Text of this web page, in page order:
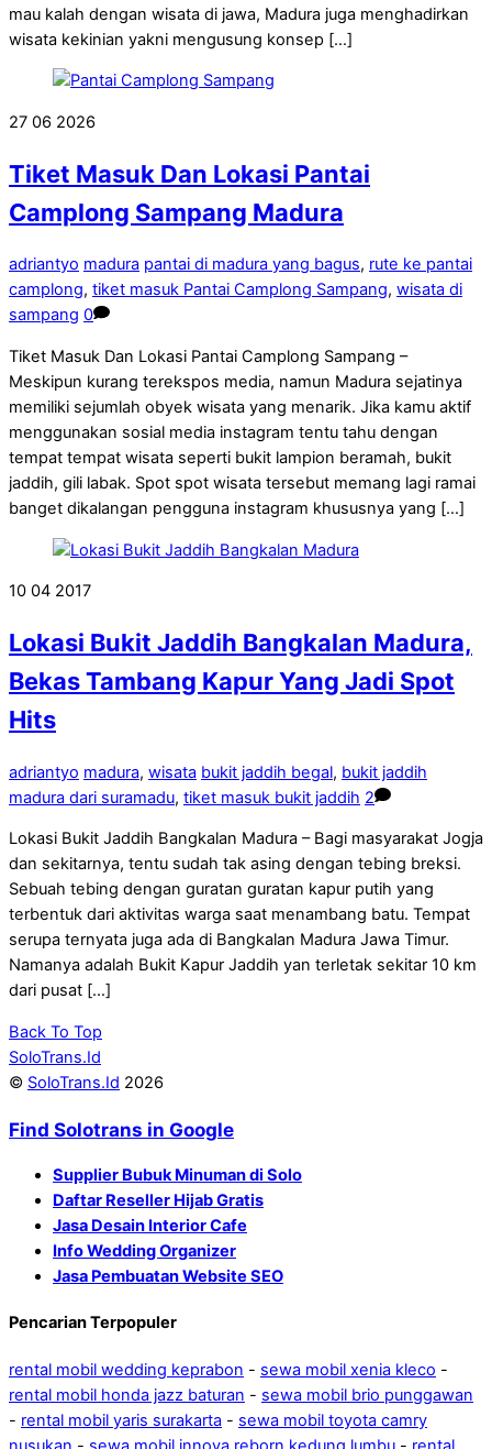
mau kalah dengan wisata di jawa, Madura juga menghadirkan
wisata kekinian yakni mengusung konsep […]
27 06 2026
Tiket Masuk Dan Lokasi Pantai
Camplong Sampang Madura
adriantyo madura pantai di madura yang bagus, rute ke pantai
camplong, tiket masuk Pantai Camplong Sampang, wisata di
sampang 0
Tiket Masuk Dan Lokasi Pantai Camplong Sampang –
Meskipun kurang terekspos media, namun Madura sejatinya
memiliki sejumlah obyek wisata yang menarik. Jika kamu aktif
menggunakan sosial media instagram tentu tahu dengan
tempat tempat wisata seperti bukit lampion beramah, bukit
jaddih, gili labak. Spot spot wisata tersebut memang lagi ramai
banget dikalangan pengguna instagram khususnya yang […]
10 04 2017
Lokasi Bukit Jaddih Bangkalan Madura,
Bekas Tambang Kapur Yang Jadi Spot
Hits
adriantyo madura, wisata bukit jaddih begal, bukit jaddih
madura dari suramadu, tiket masuk bukit jaddih 2
Lokasi Bukit Jaddih Bangkalan Madura – Bagi masyarakat Jogja
dan sekitarnya, tentu sudah tak asing dengan tebing breksi.
Sebuah tebing dengan guratan guratan kapur putih yang
terbentuk dari aktivitas warga saat menambang batu. Tempat
serupa ternyata juga ada di Bangkalan Madura Jawa Timur.
Namanya adalah Bukit Kapur Jaddih yan terletak sekitar 10 km
dari pusat […]
Back To Top
SoloTrans.Id
© SoloTrans.Id 2026
Find Solotrans in Google
Supplier Bubuk Minuman di Solo
Daftar Reseller Hijab Gratis
Jasa Desain Interior Cafe
Info Wedding Organizer
Jasa Pembuatan Website SEO
Pencarian Terpopuler
rental mobil wedding keprabon - sewa mobil xenia kleco -
rental mobil honda jazz baturan - sewa mobil brio punggawan
- rental mobil yaris surakarta - sewa mobil toyota camry